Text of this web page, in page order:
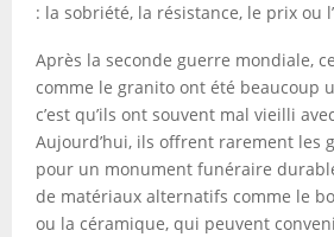
: la sobriété, la résistance, le prix ou
Après la seconde guerre mondiale,
comme le granito ont été beaucoup
c’est qu’ils ont souvent mal vieilli
Aujourd’hui, ils offrent rarement les
pour un monument funéraire
de matériaux alternatifs comme le
ou la céramique, qui peuvent